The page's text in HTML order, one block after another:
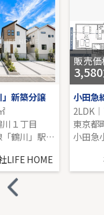
新築分譲
１丁目
小田急小田原線「鶴川」駅 徒歩11分
LIFE HOME
販売価
3,580
小田急
2LDK
東京都